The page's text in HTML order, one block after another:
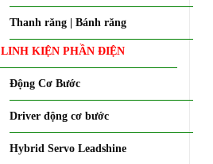
Thanh răng | Bánh răng
LINH KIỆN PHẦN ĐIỆN
Động Cơ Bước
Driver động cơ bước
Hybrid Servo Leadshine